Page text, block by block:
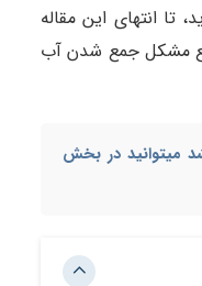
تا انتهای این مقاله
رفع مشکل جمع شدن آب
میتوانید در بخش